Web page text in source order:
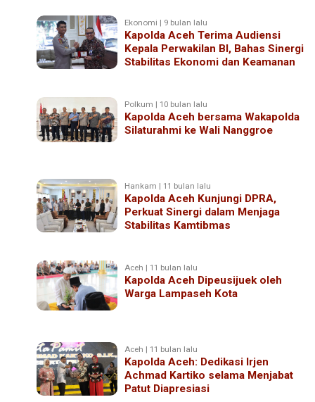
Ekonomi | 9 bulan lalu
Kapolda Aceh Terima Audiensi
Kepala Perwakilan BI, Bahas Sinergi
Stabilitas Ekonomi dan Keamanan
Polkum | 10 bulan lalu
Kapolda Aceh bersama Wakapolda
Silaturahmi ke Wali Nanggroe
Hankam | 11 bulan lalu
Kapolda Aceh Kunjungi DPRA,
Perkuat Sinergi dalam Menjaga
Stabilitas Kamtibmas
Aceh | 11 bulan lalu
Kapolda Aceh Dipeusijuek oleh
Warga Lampaseh Kota
Aceh | 11 bulan lalu
Kapolda Aceh: Dedikasi Irjen
Achmad Kartiko selama Menjabat
Patut Diapresiasi